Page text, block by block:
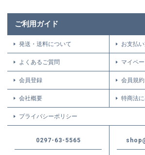
ご利用ガイド
発送・送料について お支払
よくあるご質問 マイペ
会員登録 会員規約
会社概要 特商法
プライバシーポリシー
0297-63-5565